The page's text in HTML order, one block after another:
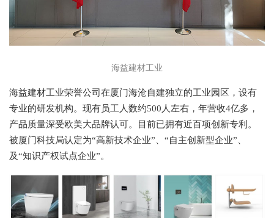
海益建材工业
海益建材工业荣誉公司在厦门海沧自建独立的工业园区，设有
专业的研发机构。现有员工人数约500人左右，年营收4亿多，
产品质量深受欧美大品牌认可。目前已拥有近百项创新专利。
被厦门科技局认定为“高新技术企业”、“自主创新型企业”、
及“知识产权试点企业”。